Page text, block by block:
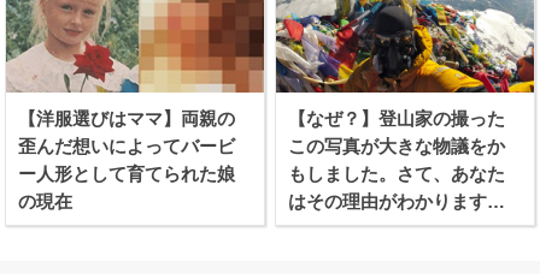
【洋服選びはママ】両親の
歪んだ想いによってバービ
ー人形として育てられた娘
の現在
【なぜ？】登山家の撮った
この写真が大きな物議をか
もしました。さて、あなた
はその理由がわかります
か？